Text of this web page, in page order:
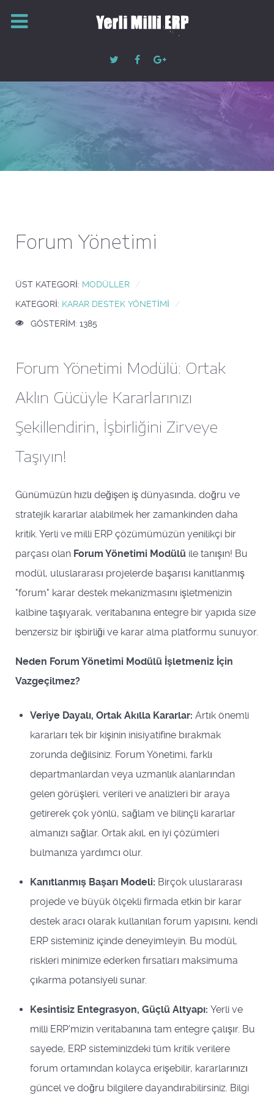
Forum Yönetimi
ÜST KATEGORI: MODÜLLER
KATEGORI: KARAR DESTEK YÖNETIMI
GÖSTERIM: 1385
Forum Yönetimi Modülü: Ortak
Aklın Gücüyle Kararlarınızı
Şekillendirin, İşbirliğini Zirveye
Taşıyın!
Günümüzün hızlı değişen iş dünyasında, doğru ve
stratejik kararlar alabilmek her zamankinden daha
kritik. Yerli ve milli ERP çözümümüzün yenilikçi bir
parçası olan Forum Yönetimi Modülü ile tanışın! Bu
modül, uluslararası projelerde başarısı kanıtlanmış
"forum" karar destek mekanizmasını işletmenizin
kalbine taşıyarak, veritabanına entegre bir yapıda size
benzersiz bir işbirliği ve karar alma platformu sunuyor.
Neden Forum Yönetimi Modülü İşletmeniz İçin
Vazgeçilmez?
Veriye Dayalı, Ortak Akılla Kararlar: Artık önemli
kararları tek bir kişinin inisiyatifine bırakmak
zorunda değilsiniz. Forum Yönetimi, farklı
departmanlardan veya uzmanlık alanlarından
gelen görüşleri, verileri ve analizleri bir araya
getirerek çok yönlü, sağlam ve bilinçli kararlar
almanızı sağlar. Ortak akıl, en iyi çözümleri
bulmanıza yardımcı olur.
Kanıtlanmış Başarı Modeli: Birçok uluslararası
projede ve büyük ölçekli firmada etkin bir karar
destek aracı olarak kullanılan forum yapısını, kendi
ERP sisteminiz içinde deneyimleyin. Bu modül,
riskleri minimize ederken fırsatları maksimuma
çıkarma potansiyeli sunar.
Kesintisiz Entegrasyon, Güçlü Altyapı: Yerli ve
milli ERP'mizin veritabanına tam entegre çalışır. Bu
sayede, ERP sisteminizdeki tüm kritik verilere
forum ortamından kolayca erişebilir, kararlarınızı
güncel ve doğru bilgilere dayandırabilirsiniz. Bilgi